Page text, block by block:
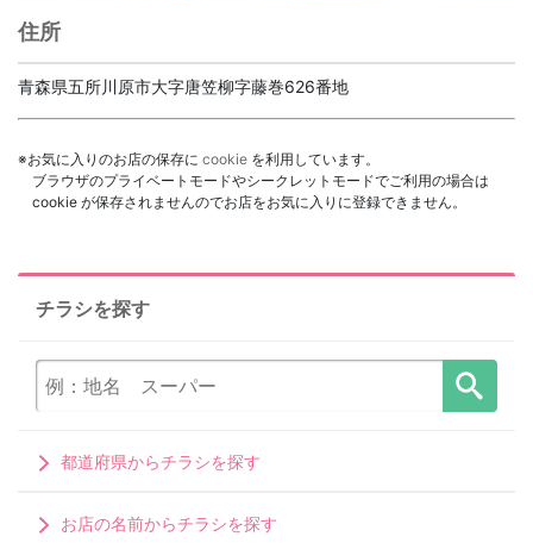
住所
青森県五所川原市大字唐笠柳字藤巻626番地
※お気に入りのお店の保存に cookie を利用しています。
ブラウザのプライベートモードやシークレットモードでご利用の場合は
cookie が保存されませんのでお店をお気に入りに登録できません。
チラシを探す
都道府県からチラシを探す
お店の名前からチラシを探す